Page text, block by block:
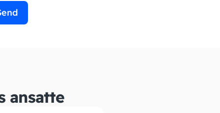
ansatte